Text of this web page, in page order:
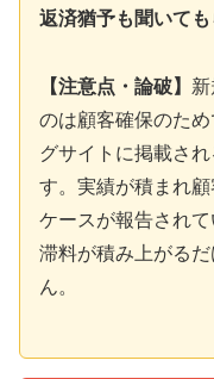
返済猶予も聞いても
【注意点・論破】
のは顧客確保のた
グサイトに掲載さ
す。実績が積まれ
ケースが報告され
滞料が積み上がる
ん。